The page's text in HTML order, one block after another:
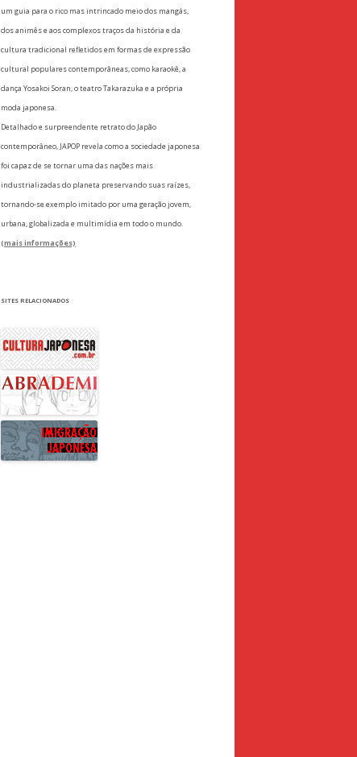
um guia para o rico mas intrincado meio dos mangás,
dos animês e aos complexos traços da história e da
cultura tradicional refletidos em formas de expressão
cultural populares contemporâneas, como karaokê, a
dança Yosakoi Soran, o teatro Takarazuka e a própria
moda japonesa.
Detalhado e surpreendente retrato do Japão
contemporâneo, JAPOP revela como a sociedade japonesa
foi capaz de se tornar uma das nações mais
industrializadas do planeta preservando suas raízes,
tornando-se exemplo imitado por uma geração jovem,
urbana, globalizada e multimídia em todo o mundo.
(mais informações)
SITES RELACIONADOS